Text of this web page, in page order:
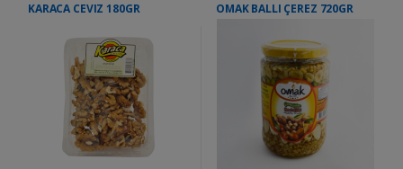
KARACA CEVIZ 180GR OMAK BALLI ÇEREZ 720GR